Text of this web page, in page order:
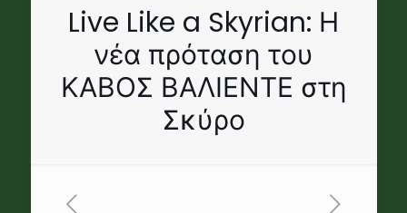
Live Like a Skyrian: Η
νέα πρόταση του
ΚΑΒΟΣ ΒΑΛΙΕΝΤΕ στη
Σκύρο